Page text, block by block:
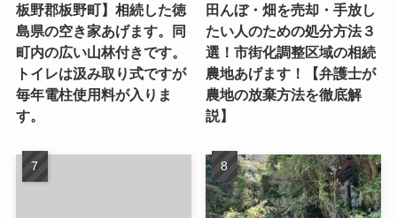
板野郡板野町】相続した徳
島県の空き家あげます。同
町内の広い山林付きです。
トイレは汲み取り式ですが
毎年電柱使用料が入りま
す。
田んぼ・畑を売却・手放し
たい人のための処分方法３
選！市街化調整区域の相続
農地あげます！【弁護士が
農地の放棄方法を徹底解
説】